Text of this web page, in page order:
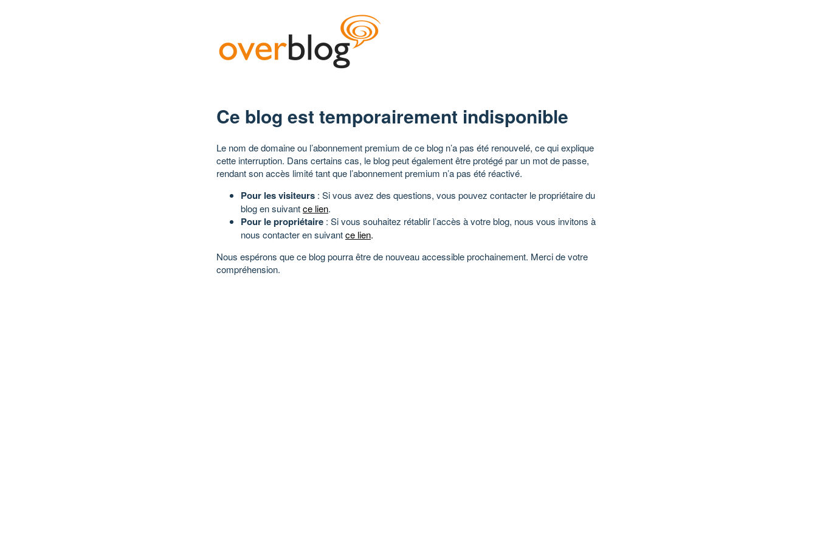
Ce blog est temporairement indisponible
Le nom de domaine ou l’abonnement premium de ce blog n’a pas été renouvelé, ce qui explique
cette interruption. Dans certains cas, le blog peut également être protégé par un mot de passe,
rendant son accès limité tant que l’abonnement premium n’a pas été réactivé.
Pour les visiteurs : Si vous avez des questions, vous pouvez contacter le propriétaire du
blog en suivantce lien.
Pour le propriétaire : Si vous souhaitez rétablir l’accès à votre blog, nous vous invitons à
nous contacter en suivantce lien.
Nous espérons que ce blog pourra être de nouveau accessible prochainement. Merci de votre
compréhension.